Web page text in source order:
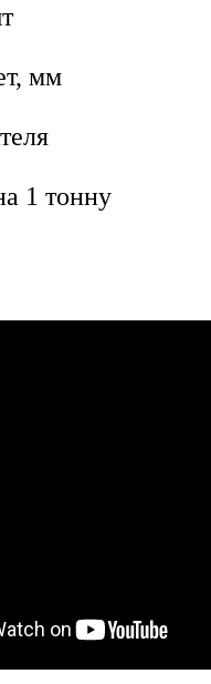
мм
1 тонну